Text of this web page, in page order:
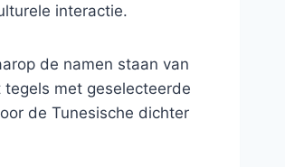
interactie.
de namen staan ​​van
tegels met geselecteerde
de Tunesische dichter